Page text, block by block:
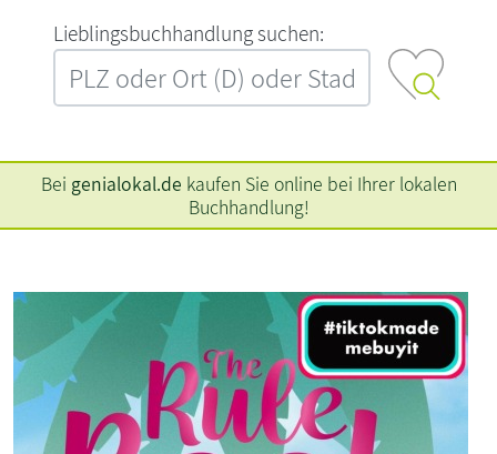
L‍i‍e‍b‍l‍i‍n‍g‍s‍b‍u‍c‍h‍h‍a‍n‍d‍l‍u‍n‍g‍ ‍s‍u‍c‍h‍e‍n‍:‍
Bei genialokal.de kaufen Sie online bei Ihrer lokalen
Buchhandlung!